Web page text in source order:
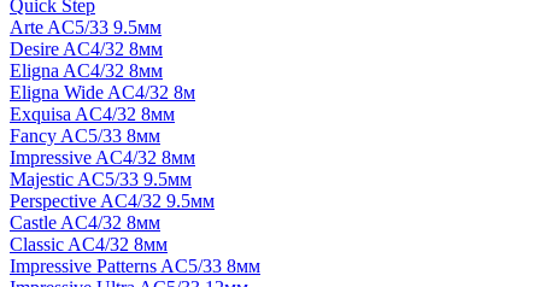
Quick Step
Arte AC5/33 9.5мм
Desire AC4/32 8мм
Eligna AC4/32 8мм
Eligna Wide AC4/32 8м
Exquisa AC4/32 8мм
Fancy AC5/33 8мм
Impressive AC4/32 8мм
Majestic AC5/33 9.5мм
Perspective AC4/32 9.5мм
Castle AC4/32 8мм
Classic AC4/32 8мм
Impressive Patterns AC5/33 8мм